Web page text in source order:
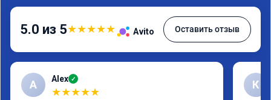
5.0 из 5★★★★★ Avito Оставить отзыв
A Alex ✓
★★★★★
К